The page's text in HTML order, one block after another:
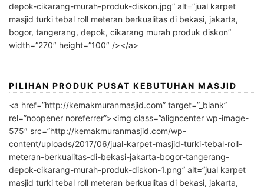
depok-cikarang-murah-produk-diskon.jpg” alt=”jual karpet
masjid turki tebal roll meteran berkualitas di bekasi, jakarta,
bogor, tangerang, depok, cikarang murah produk diskon”
width=”270″ height=”100″ /></a>
PILIHAN PRODUK PUSAT KEBUTUHAN MASJID
<a href=”http://kemakmuranmasjid.com” target=”_blank”
rel=”noopener noreferrer”><img class=”aligncenter wp-image-
575″ src=”http://kemakmuranmasjid.com/wp-
content/uploads/2017/06/jual-karpet-masjid-turki-tebal-roll-
meteran-berkualitas-di-bekasi-jakarta-bogor-tangerang-
depok-cikarang-murah-produk-diskon-1.png” alt=”jual karpet
masjid turki tebal roll meteran berkualitas di bekasi, jakarta,